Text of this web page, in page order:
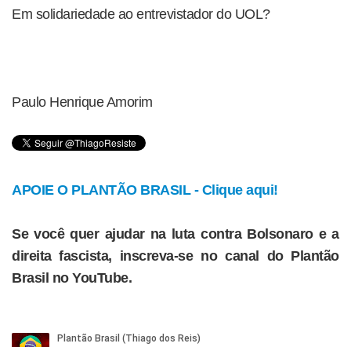
Em solidariedade ao entrevistador do UOL?
Paulo Henrique Amorim
APOIE O PLANTÃO BRASIL - Clique aqui!
Se você quer ajudar na luta contra Bolsonaro e a
direita fascista, inscreva-se no canal do Plantão
Brasil no YouTube.